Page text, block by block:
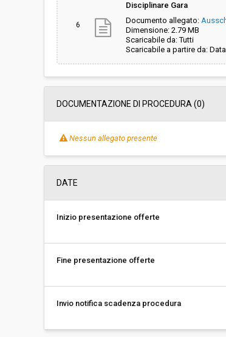
6
Disciplinare Gara
Documento allegato:
Dimensione: 2.79 MB
Scaricabile da: Tutti
Scaricabile a partire da:
DOCUMENTAZIONE DI PROCEDURA (0)
Nessun allegato presente
DATE
Inizio presentazione offerte
Fine presentazione offerte
Invio notifica scadenza procedura